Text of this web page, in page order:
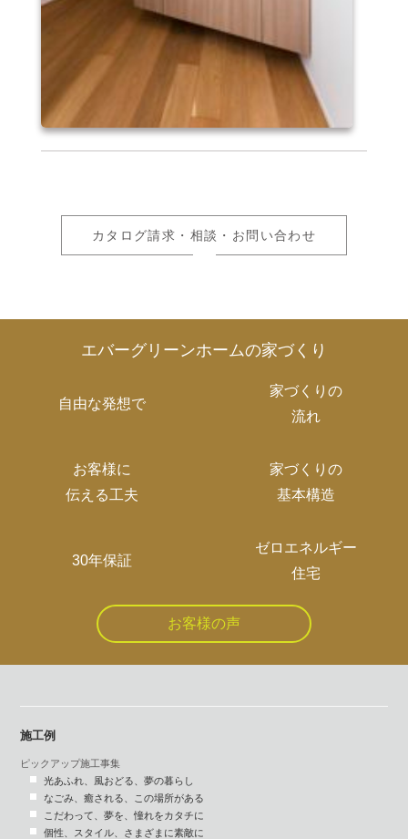
カタログ請求・相談・お問い合わせ
エバーグリーンホームの家づくり
自由な発想で
家づくりの
流れ
お客様に
伝える工夫
家づくりの
基本構造
30年保証
ゼロエネルギー
住宅
お客様の声
施工例
ピックアップ施工事集
光あふれ、風おどる、夢の暮らし
なごみ、癒される、この場所がある
こだわって、夢を、憧れをカタチに
個性、スタイル、さまざまに素敵に